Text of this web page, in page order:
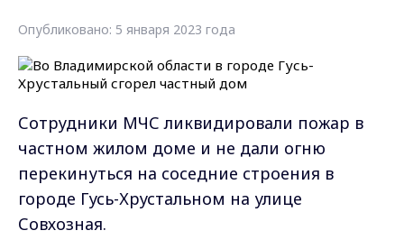
Опубликовано: 5 января 2023 года
Сотрудники МЧС ликвидировали пожар в
частном жилом доме и не дали огню
перекинуться на соседние строения в
городе Гусь-Хрустальном на улице
Совхозная.